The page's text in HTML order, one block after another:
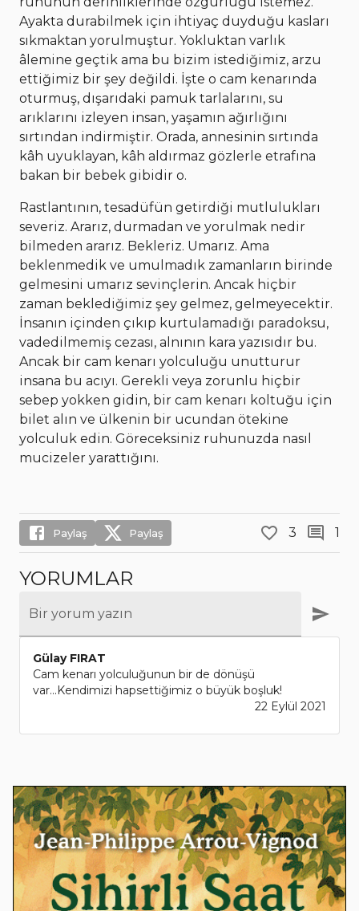
Ayakta durabilmek için ihtiyaç duyduğu kasları
sıkmaktan yorulmuştur. Yokluktan varlık
âlemine geçtik ama bu bizim istediğimiz, arzu
ettiğimiz bir şey değildi. İşte o cam kenarında
oturmuş, dışarıdaki pamuk tarlalarını, su
arıklarını izleyen insan, yaşamın ağırlığını
sırtından indirmiştir. Orada, annesinin sırtında
kâh uyuklayan, kâh aldırmaz gözlerle etrafına
bakan bir bebek gibidir o.
Rastlantının, tesadüfün getirdiği mutlulukları
severiz. Ararız, durmadan ve yorulmak nedir
bilmeden ararız. Bekleriz. Umarız. Ama
beklenmedik ve umulmadık zamanların birinde
gelmesini umarız sevinçlerin. Ancak hiçbir
zaman beklediğimiz şey gelmez, gelmeyecektir.
İnsanın içinden çıkıp kurtulamadığı paradoksu,
vadedilmemiş cezası, alnının kara yazısıdır bu.
Ancak bir cam kenarı yolculuğu unutturur
insana bu acıyı. Gerekli veya zorunlu hiçbir
sebep yokken gidin, bir cam kenarı koltuğu için
bilet alın ve ülkenin bir ucundan ötekine
yolculuk edin. Göreceksiniz ruhunuzda nasıl
mucizeler yarattığını.
Paylaş Paylaş 3 1
YORUMLAR
Bir yorum yazın
Gülay FIRAT
Cam kenarı yolculuğunun bir de dönüşü
var...Kendimizi hapsettiğimiz o büyük boşluk!
22 Eylül 2021